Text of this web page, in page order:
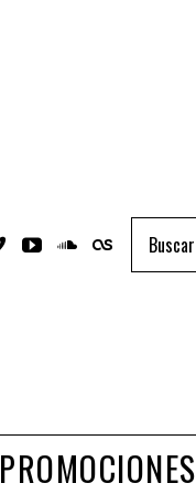
PROMOCIONES